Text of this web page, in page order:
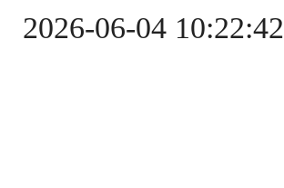
2026-06-04 10:22:42